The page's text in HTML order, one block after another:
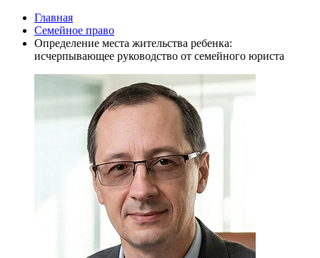
Главная
Семейное право
Определение места жительства ребенка:
исчерпывающее руководство от семейного юриста